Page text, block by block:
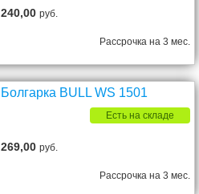
240,00руб.
Рассрочка на 3 мес.
Болгарка BULL WS 1501
Есть на складе
269,00руб.
Рассрочка на 3 мес.